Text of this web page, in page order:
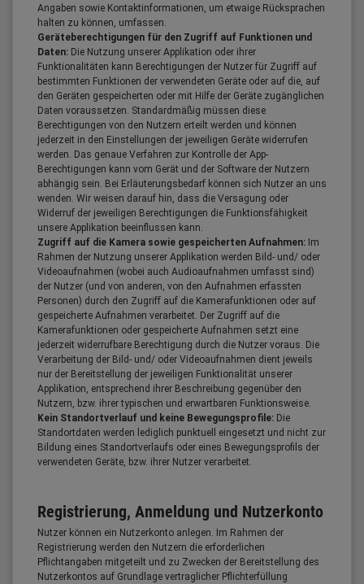
Angaben sowie Kontaktinformationen, um etwaige Rücksprachen
halten zu können, umfassen.
Geräteberechtigungen für den Zugriff auf Funktionen und
Daten: Die Nutzung unserer Applikation oder ihrer
Funktionalitäten kann Berechtigungen der Nutzer für Zugriff auf
bestimmten Funktionen der verwendeten Geräte oder auf die, auf
den Geräten gespeicherten oder mit Hilfe der Geräte zugänglichen
Daten voraussetzen. Standardmäßig müssen diese
Berechtigungen von den Nutzern erteilt werden und können
jederzeit in den Einstellungen der jeweiligen Geräte widerrufen
werden. Das genaue Verfahren zur Kontrolle der App-
Berechtigungen kann vom Gerät und der Software der Nutzern
abhängig sein. Bei Erläuterungsbedarf können sich Nutzer an uns
wenden. Wir weisen darauf hin, dass die Versagung oder
Widerruf der jeweiligen Berechtigungen die Funktionsfähigkeit
unsere Applikation beeinflussen kann.
Zugriff auf die Kamera sowie gespeicherten Aufnahmen: Im
Rahmen der Nutzung unserer Applikation werden Bild- und/ oder
Videoaufnahmen (wobei auch Audioaufnahmen umfasst sind)
der Nutzer (und von anderen, von den Aufnahmen erfassten
Personen) durch den Zugriff auf die Kamerafunktionen oder auf
gespeicherte Aufnahmen verarbeitet. Der Zugriff auf die
Kamerafunktionen oder gespeicherte Aufnahmen setzt eine
jederzeit widerrufbare Berechtigung durch die Nutzer voraus. Die
Verarbeitung der Bild- und/ oder Videoaufnahmen dient jeweils
nur der Bereitstellung der jeweiligen Funktionalität unserer
Applikation, entsprechend ihrer Beschreibung gegenüber den
Nutzern, bzw. ihrer typischen und erwartbaren Funktionsweise.
Kein Standortverlauf und keine Bewegungsprofile: Die
Standortdaten werden lediglich punktuell eingesetzt und nicht zur
Bildung eines Standortverlaufs oder eines Bewegungsprofils der
verwendeten Geräte, bzw. ihrer Nutzer verarbeitet.
Registrierung, Anmeldung und Nutzerkonto
Nutzer können ein Nutzerkonto anlegen. Im Rahmen der
Registrierung werden den Nutzern die erforderlichen
Pflichtangaben mitgeteilt und zu Zwecken der Bereitstellung des
Nutzerkontos auf Grundlage vertraglicher Pflichterfüllung